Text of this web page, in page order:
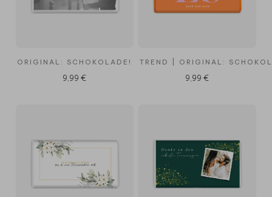
ORIGINAL: SCHOKOLADE!
9,99 €
TREND | ORIGINAL:
9,99 €